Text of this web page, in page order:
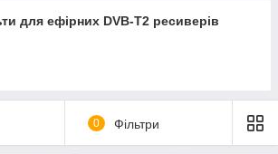
для ефірних DVB-T2 ресиверів
0 Фільтри